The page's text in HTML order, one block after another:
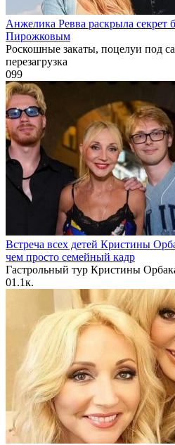
Анжелика Ревва раскрыла секрет
Пирожковым
Роскошные закаты, поцелуи под
перезагрузка
099
Встреча всех детей Кристины
чем просто семейный кадр
Гастрольный тур Кристины
01.1к.